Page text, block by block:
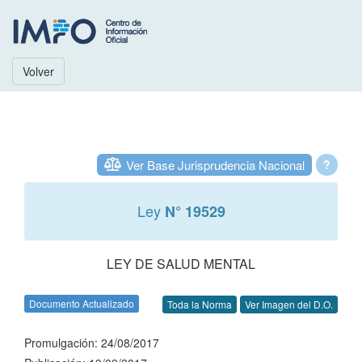
Volver
?
Ver Base Jurisprudencia Nacional
Ley N° 19529
LEY DE SALUD MENTAL
Documento Actualizado Toda la Norma Ver Imagen del D.O.
Promulgación: 24/08/2017